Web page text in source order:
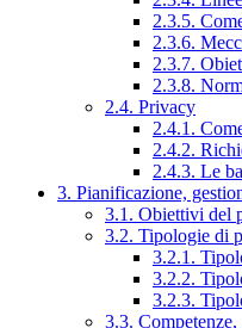
2.3.5.
2.3.6.
2.3.7.
2.3.8.
2.4. Privacy
2.4.1.
2.4.2.
2.4.3. Le
3. Pianificazione,
3.1. Obiettivi del
3.2. Tipologie di
3.2.1.
3.2.2.
3.2.3.
3.3.